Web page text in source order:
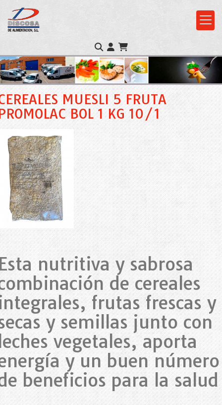
MUESLI 5 FRUTA
BOL 1 KG 10/1
nutritiva y sabrosa
de cereales
frutas frescas y
y semillas junto con
vegetales, aporta
y un buen número
beneficios para la salud